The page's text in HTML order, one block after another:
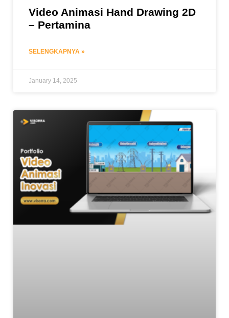
Video Animasi Hand Drawing 2D
– Pertamina
SELENGKAPNYA »
January 14, 2025